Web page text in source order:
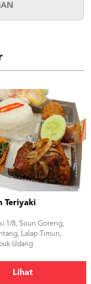
Teriyaki
1/8, Soun Goreng,
Lalap Timun,
Udang
Lihat